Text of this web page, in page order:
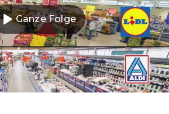
Ganze Folge